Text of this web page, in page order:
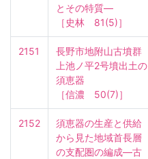
とその特質—
［史林　81(5)］
2151
長野市地附山古墳群
上池ノ平2号墳出土の
須恵器
［信濃　50(7)］
2152
須恵器の生産と供給
から見た地域首長層
の支配圏の編成—古